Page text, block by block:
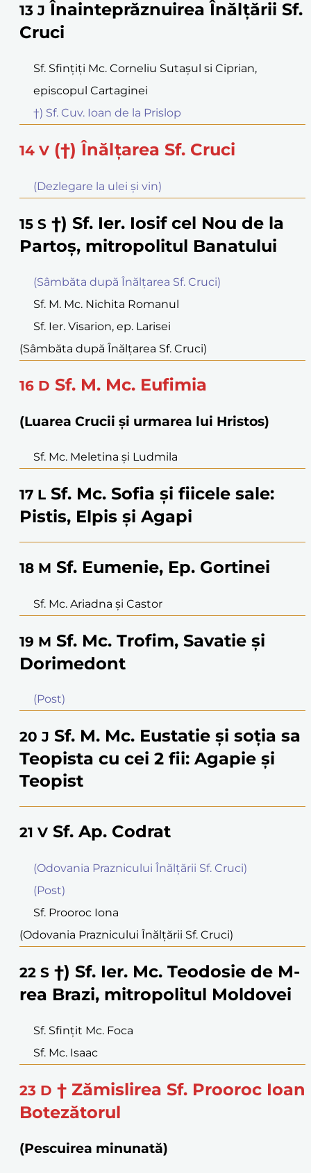
13 J Înainteprăznuirea Înălţării Sf.
Cruci
Sf. Sfinţiţi Mc. Corneliu Sutaşul si Ciprian,
episcopul Cartaginei
†) Sf. Cuv. Ioan de la Prislop
14 V (†) Înălţarea Sf. Cruci
(Dezlegare la ulei şi vin)
15 S †) Sf. Ier. Iosif cel Nou de la
Partoş, mitropolitul Banatului
(Sâmbăta după Înălțarea Sf. Cruci)
Sf. M. Mc. Nichita Romanul
Sf. Ier. Visarion, ep. Larisei
(Sâmbăta după Înălțarea Sf. Cruci)
16 D Sf. M. Mc. Eufimia
(Luarea Crucii și urmarea lui Hristos)
Sf. Mc. Meletina şi Ludmila
17 L Sf. Mc. Sofia şi fiicele sale:
Pistis, Elpis şi Agapi
18 M Sf. Eumenie, Ep. Gortinei
Sf. Mc. Ariadna şi Castor
19 M Sf. Mc. Trofim, Savatie şi
Dorimedont
(Post)
20 J Sf. M. Mc. Eustatie şi soţia sa
Teopista cu cei 2 fii: Agapie şi
Teopist
21 V Sf. Ap. Codrat
(Odovania Praznicului Înălţării Sf. Cruci)
(Post)
Sf. Prooroc Iona
(Odovania Praznicului Înălţării Sf. Cruci)
22 S †) Sf. Ier. Mc. Teodosie de M-
rea Brazi, mitropolitul Moldovei
Sf. Sfinţit Mc. Foca
Sf. Mc. Isaac
23 D † Zămislirea Sf. Prooroc Ioan
Botezătorul
(Pescuirea minunată)